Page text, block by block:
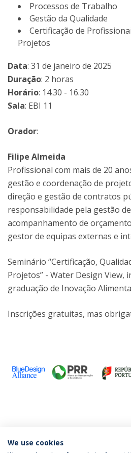
Processos de Trabalho
Gestão da Qualidade
Certificação de
Projetos
Data: 31 de janeiro de 2025
Duração: 2 horas
Horário: 14.30 - 16.30
Sala: EBI 11
Orador:
Filipe Almeida
Profissional com mais de 20
gestão e coordenação de
direção e gestão de contratos
responsabilidade pela gestão
acompanhamento de
gestor de equipas externas e
Seminário “Certificação,
Projetos” - Water Design View,
graduação de Inovação
Inscrições gratuitas, mas
Eventos
Pós-Graduação em Inovação
We use cookies